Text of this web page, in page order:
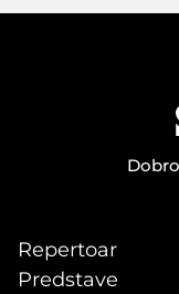
Repertoar
Predstave